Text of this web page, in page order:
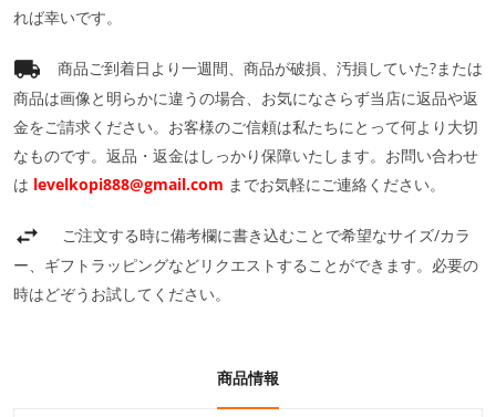
れば幸いです。
商品ご到着日より一週間、商品が破損、汚損していた?または
商品は画像と明らかに違うの場合、お気になさらず当店に返品や返
金をご請求ください。お客様のご信頼は私たちにとって何より大切
なものです。返品・返金はしっかり保障いたします。お問い合わせ
は levelkopi888@gmail.com までお気軽にご連絡ください。
ご注文する時に備考欄に書き込むことで希望なサイズ/カラ
ー、ギフトラッピングなどリクエストすることができます。必要の
時はどぞうお試してください。
商品情報